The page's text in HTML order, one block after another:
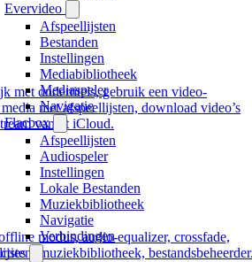
Evervideo
Afspeellijsten
Bestanden
Instellingen
Mediabibliotheek
Mediaspeler
Navigatie
Flacbox
Afspeellijsten
Audiospeler
Instellingen
Lokale Bestanden
Muziekbibliotheek
Navigatie
Verbindingen
met ondertitels, gebruik een video-
met afspeellijsten, download video’s
vanuit iCloud.
modus, audio-equalizer, crossfade,
muziekbibliotheek,